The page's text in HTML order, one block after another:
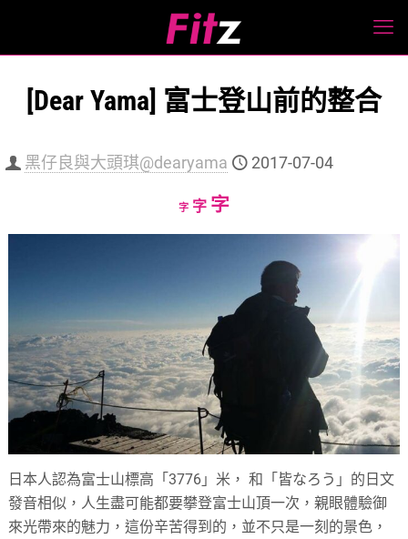
[Dear Yama] 富士登山前的整合
黑仔良與大頭琪@dearyama 2017-07-04
字Decrease
字Reset
字Increase
日本人認為富士山標高「3776 」米， 和「皆なろう」的日文
發音相似，人生盡可能都要攀登富士山頂一次，親眼體驗御
來光帶來的魅力，這份辛苦得到的，並不只是一刻的景色，